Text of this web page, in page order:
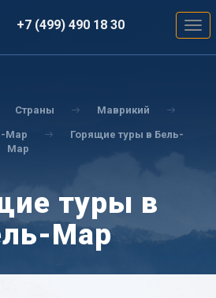
+7 (499) 490 18 30
Страны Маврикий
Мар
Горящие туры в Бель-
Мар
туры в
Мар